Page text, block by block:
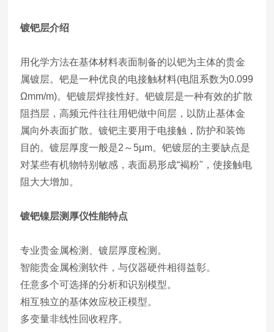
镀钯层介绍
用化学方法在基体材料表面制备的以钯为主体的贵金
属镀层。钯是一种优良的电接触材料(电阻系数为0.099
Ωmm/m)。钯镀层焊接性好。钯镀层是一种有效的扩散
阻挡层，高频元件往往用钯做中间层，以防止基体金
属向外表面扩散。镀钯主要用于电接触，防护和装饰
目的。镀层厚度一般是2～5μm。钯镀层的主要缺点是
对某些有机物特别敏感，表面易形成“褐粉"，使接触电
阻大大增加。
镀钯镍层测厚仪性能特点
专业贵金属检测、镀层厚度检测。
智能贵金属检测软件，与仪器硬件相得益彰。
任意多个可选择的分析和识别模型。
相互独立的基体效应校正模型。
多变量非线性回收程序。